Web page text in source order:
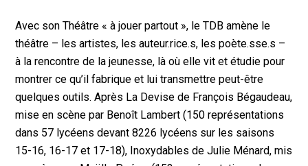
Avec son Théâtre « à jouer partout », le TDB amène le
théâtre – les artistes, les auteur.rice.s, les poète.sse.s –
à la rencontre de la jeunesse, là où elle vit et étudie pour
montrer ce qu’il fabrique et lui transmettre peut-être
quelques outils. Après La Devise de François Bégaudeau,
mise en scène par Benoît Lambert (150 représentations
dans 57 lycéens devant 8226 lycéens sur les saisons
15-16, 16-17 et 17-18), Inoxydables de Julie Ménard, mis